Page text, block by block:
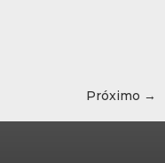
Próximo →